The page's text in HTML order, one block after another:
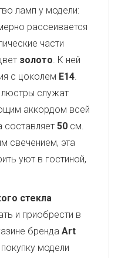
ламп у модели:
рассеивается
части
золото. К ней
с цоколем E14.
люстры служат
аккордом всей
50 см.
свечением, эта
уют в гостиной,
стекла
и приобрести в
бренда Art
модели